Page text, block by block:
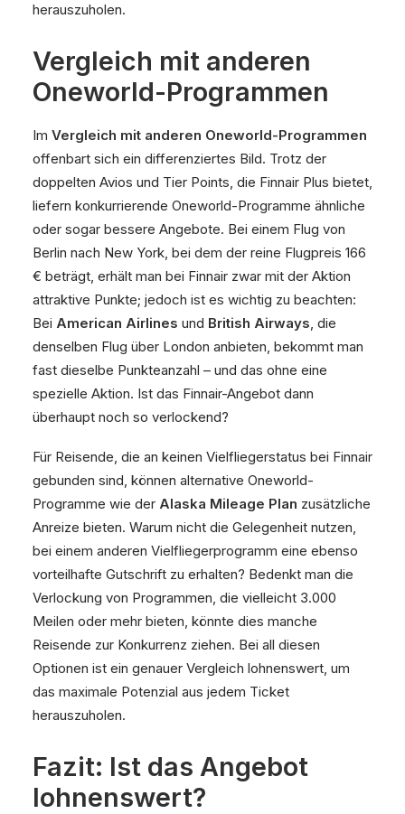
herauszuholen.
Vergleich mit anderen
Oneworld-Programmen
Im Vergleich mit anderen Oneworld-Programmen
offenbart sich ein differenziertes Bild. Trotz der
doppelten Avios und Tier Points, die Finnair Plus bietet,
liefern konkurrierende Oneworld-Programme ähnliche
oder sogar bessere Angebote. Bei einem Flug von
Berlin nach New York, bei dem der reine Flugpreis 166
€ beträgt, erhält man bei Finnair zwar mit der Aktion
attraktive Punkte; jedoch ist es wichtig zu beachten:
Bei American Airlines und British Airways, die
denselben Flug über London anbieten, bekommt man
fast dieselbe Punkteanzahl – und das ohne eine
spezielle Aktion. Ist das Finnair-Angebot dann
überhaupt noch so verlockend?
Für Reisende, die an keinen Vielfliegerstatus bei Finnair
gebunden sind, können alternative Oneworld-
Programme wie der Alaska Mileage Plan zusätzliche
Anreize bieten. Warum nicht die Gelegenheit nutzen,
bei einem anderen Vielfliegerprogramm eine ebenso
vorteilhafte Gutschrift zu erhalten? Bedenkt man die
Verlockung von Programmen, die vielleicht 3.000
Meilen oder mehr bieten, könnte dies manche
Reisende zur Konkurrenz ziehen. Bei all diesen
Optionen ist ein genauer Vergleich lohnenswert, um
das maximale Potenzial aus jedem Ticket
herauszuholen.
Fazit: Ist das Angebot
lohnenswert?